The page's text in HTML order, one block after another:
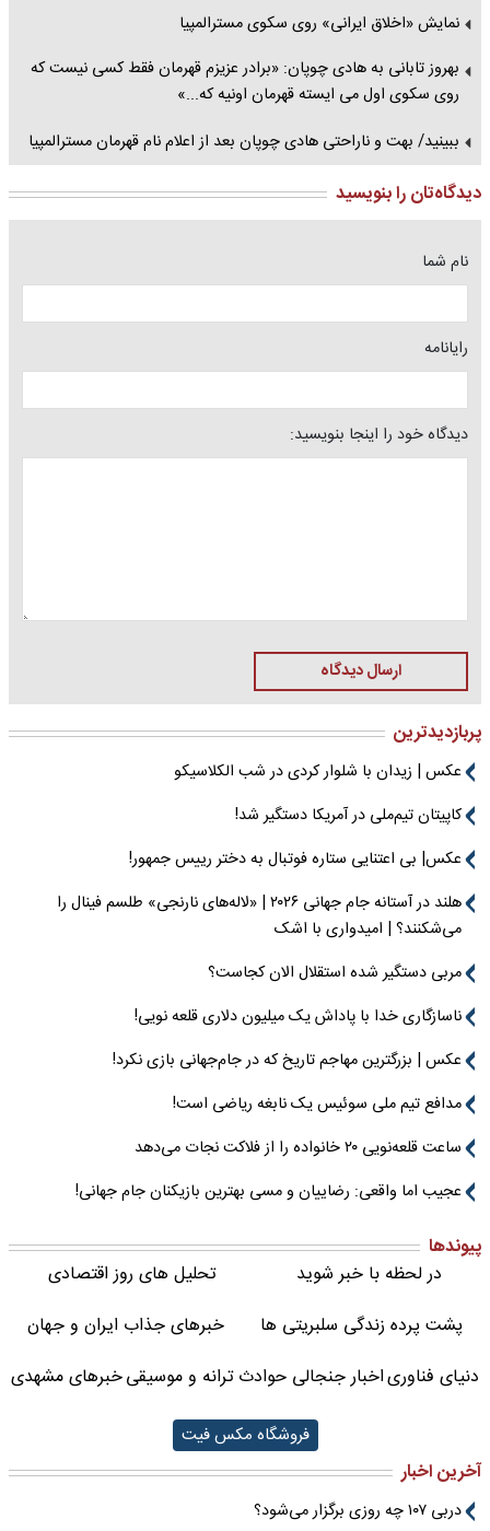
نمایش «اخلاق ایرانی» روی سکوی مسترالمپیا
بهروز تابانی به هادی چوپان: «برادر عزیزم قهرمان فقط کسی نیست که
روی سکوی اول می ایسته قهرمان اونیه که...»
ببینید/ بهت و ناراحتی هادی چوپان بعد از اعلام نام قهرمان مسترالمپیا
دیدگاه‌تان را بنویسید
نام شما
رایانامه
دیدگاه خود را اینجا بنویسید:
ارسال دیدگاه
پربازدیدترین
عکس | زیدان با شلوار کردی در شب الکلاسیکو
کاپیتان تیم‌ملی در آمریکا دستگیر شد!
عکس| بی اعتنایی ستاره فوتبال به دختر رییس جمهور!
هلند در آستانه جام جهانی ۲۰۲۶ | «لاله‌های نارنجی» طلسم فینال را
می‌شکنند؟ | امیدواری با اشک
مربی دستگیر شده استقلال الان کجاست؟
ناسازگاری خدا با پاداش یک میلیون دلاری قلعه نویی!
عکس | بزرگترین مهاجم تاریخ که در جام‌جهانی بازی نکرد!
مدافع تیم ملی سوئیس یک نابغه ریاضی است!
ساعت قلعه‌نویی ۲۰ خانواده را از فلاکت نجات می‌دهد
عجیب اما واقعی: رضاییان و مسی بهترین بازیکنان جام جهانی!
پیوندها
در لحظه با خبر شوید
تحلیل های روز اقتصادی
پشت پرده زندگی سلبریتی ها
خبرهای جذاب ایران و جهان
دنیای فناوریاخبار جنجالی حوادثترانه و موسیقیخبرهای مشهدی
فروشگاه مکس فیت
آخرین اخبار
دربی ۱۰۷ چه روزی برگزار می‌شود؟